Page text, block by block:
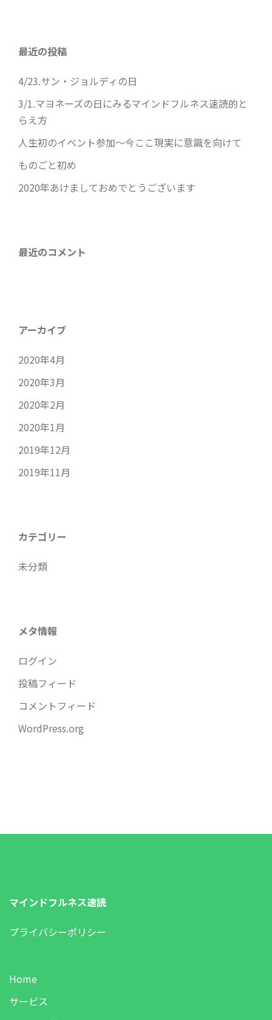
最近の投稿
4/23.サン・ジョルディの日
3/1.マヨネーズの日にみるマインドフルネス速読的と
らえ方
人生初のイベント参加～今ここ現実に意識を向けて
ものごと初め
2020年あけましておめでとうございます
最近のコメント
アーカイブ
2020年4月
2020年3月
2020年2月
2020年1月
2019年12月
2019年11月
カテゴリー
未分類
メタ情報
ログイン
投稿フィード
コメントフィード
WordPress.org
マインドフルネス速読
プライバシーポリシー
Home
サービス